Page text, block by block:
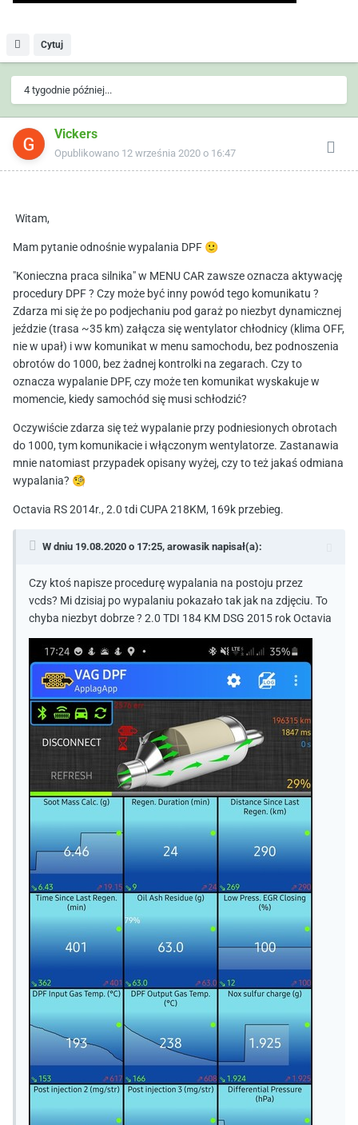
Cytuj
4 tygodnie później...
Vickers
Opublikowano 12 września 2020 o 16:47
Witam,
Mam pytanie odnośnie wypalania DPF 🙂
"Konieczna praca silnika" w MENU CAR zawsze oznacza aktywację
procedury DPF ? Czy może być inny powód tego komunikatu ?
Zdarza mi się że po podjechaniu pod garaż po niezbyt dynamicznej
jeździe (trasa ~35 km) załącza się wentylator chłodnicy (klima OFF,
nie w upał) i ww komunikat w menu samochodu, bez podnoszenia
obrotów do 1000, bez żadnej kontrolki na zegarach. Czy to
oznacza wypalanie DPF, czy może ten komunikat wyskakuje w
momencie, kiedy samochód się musi schłodzić?
Oczywiście zdarza się też wypalanie przy podniesionych obrotach
do 1000, tym komunikacie i włączonym wentylatorze. Zastanawia
mnie natomiast przypadek opisany wyżej, czy to też jakaś odmiana
wypalania? 🧐
Octavia RS 2014r., 2.0 tdi CUPA 218KM, 169k przebieg.
W dniu 19.08.2020 o 17:25, arowasik napisał(a):
Czy ktoś napisze procedurę wypalania na postoju przez
vcds? Mi dzisiaj po wypalaniu pokazało tak jak na zdjęciu. To
chyba niezbyt dobrze ? 2.0 TDI 184 KM DSG 2015 rok Octavia